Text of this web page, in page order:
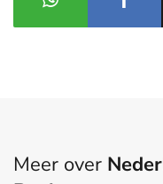
Meer over